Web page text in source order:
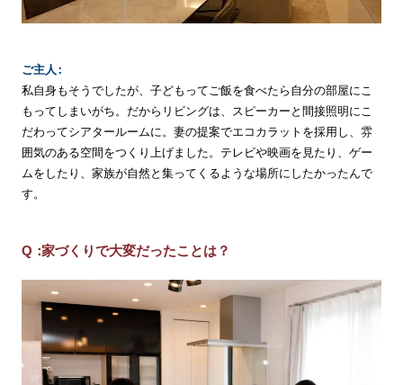
ご主人
私自身もそうでしたが、子どもってご飯を食べたら自分の部屋にこ
もってしまいがち。だからリビングは、スピーカーと間接照明にこ
だわってシアタールームに。妻の提案でエコカラットを採用し、雰
囲気のある空間をつくり上げました。テレビや映画を見たり、ゲー
ムをしたり、家族が自然と集ってくるような場所にしたかったんで
す。
家づくりで大変だったことは？